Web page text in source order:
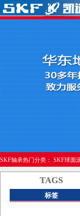
进口轴承
SKF轴承热门分类： SKF球面
TAGS
标签